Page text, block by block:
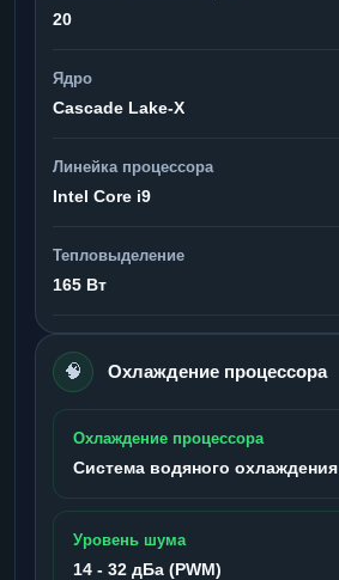
20
Ядро
Cascade Lake-X
Линейка процессора
Intel Core i9
Тепловыделение
165 Вт
🧠 Охлаждение процессора
Охлаждение процессора
Система водяного охлаждения
Уровень шума
14 - 32 дБа (PWM)